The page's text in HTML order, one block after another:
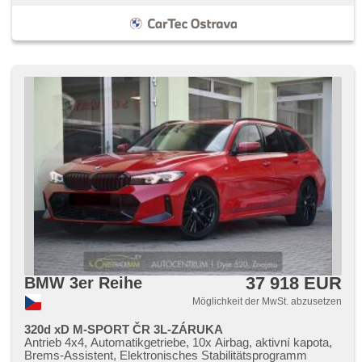
BMW 3er Reihe 37 918 EUR
Möglichkeit der MwSt. abzusetzen
320d xD M-SPORT ČR 3L-ZÁRUKA
Antrieb 4x4, Automatikgetriebe, 10x Airbag, aktivní kapota,
Brems-Assistent, Elektronisches Stabilitätsprogramm